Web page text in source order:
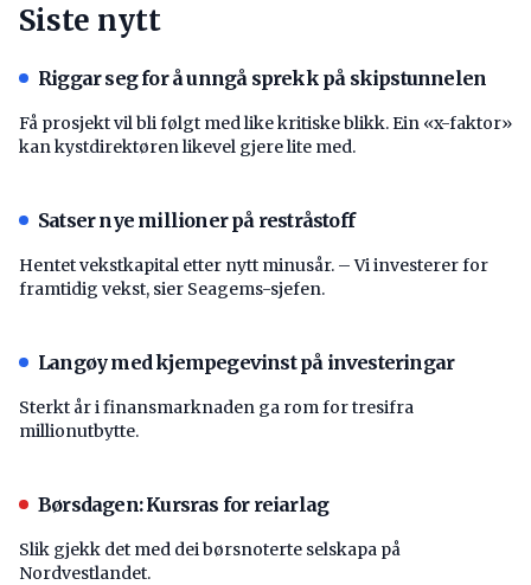
Siste nytt
Riggar seg for å unngå sprekk på skipstunnelen
Få prosjekt vil bli følgt med like kritiske blikk. Ein «x-faktor»
kan kystdirektøren likevel gjere lite med.
Satser nye millioner på restråstoff
Hentet vekstkapital etter nytt minusår. – Vi investerer for
framtidig vekst, sier Seagems-sjefen.
Langøy med kjempegevinst på investeringar
Sterkt år i finansmarknaden ga rom for tresifra
millionutbytte.
Børsdagen: Kursras for reiarlag
Slik gjekk det med dei børsnoterte selskapa på
Nordvestlandet.